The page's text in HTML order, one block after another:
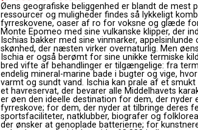
Øens geografiske beliggenhed er blandt de mest
ressourcer og muligheder findes så lykkeligt
fyrreskovene, oaser af ro for voksne og glæde
Monte Epomeo med sine vulkanske klipper, der
Ischias bakker med sine vinmarker,
skønhed, der næsten virker overnaturlig. Men
Ischia er også berømt for sine unikke termiske
bred vifte af behandlinger er tilgængelige: fra
endelig mineral-marine bade i bugter og vige,
varmt og sundt vand. Ischia kan prale af et
et havreservat, der bevarer alle Middelhavets
er øen den ideelle destination for dem, der
fyrreskove; for dem, der nyder at tilbringe deres
sportsfaciliteter, natklubber, biografer og
der ønsker at genoplade batterierne; for